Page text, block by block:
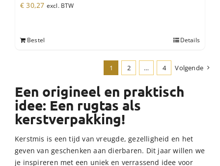
€ 30,27 excl. BTW
Bestel Details
1 2 … 4 Volgende
Een origineel en praktisch
idee: Een rugtas als
kerstverpakking!
Kerstmis is een tijd van vreugde, gezelligheid en het
geven van geschenken aan dierbaren. Dit jaar willen we
je inspireren met een uniek en verrassend idee voor